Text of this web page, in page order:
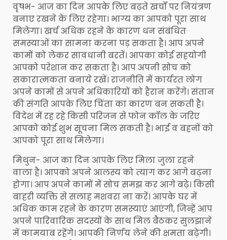
वृषभ- आज का दिन आपके लिए बढ़ते खर्चों पर नियंत्रण
बनाए रखने के लिए रहेगा। भाग्य का आपको पूरा साथ
मिलेगा। खर्च अधिक रहने के कारण धन संबंधित
समस्याओं का सामना करना पड़ सकता है। आप अपने
कामों को लेकर सावधानी बरतें। आपका कोई सहयोगी
आपको परेशान कर सकता है। आप अपनी सोच को
सकारात्मकता बनाये रखें। राजनीति में कार्यरत लोग
अपने कामों से अपने अधिकारियों को हैरान करेंगे। संतान
की संगति आपके लिए चिंता का कारण बन सकती है।
विदेश में रह रहे किसी परिजन से फोन कॉल के जरिए
आपको कोई शुभ सूचना मिल सकती है। भाई व बहनों को
आपको पूरा साथ मिलेगा।
मिथुन- आज का दिन आपके लिए मिला जुला रहने
वाला है। आपको अपने आलस्य को त्याग कर आगे बढ़ना
होगा। आप अपने कामों में सोच समझ कर आगे बढ़े। किसी
बाहरी व्यक्ति से सलाह मशवरा ना करें। आपके घर में
अधिक काम रहने के कारण समस्याएं आएंगी, जिन्हें आप
अपने पारिवारिक सदस्यों के साथ मिल बैठकर सुलझाने
में कामयाब रहेंगे। आपकी निर्णय लेने की क्षमता बढ़ेगी।